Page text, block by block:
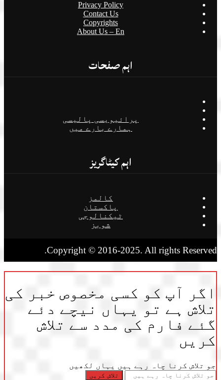
Privacy Policy
Contact Us
Copyrights
About Us – En
اہم صفحات
پرائیویسی پالیسی
ہمارے بارے میں
اہم کیٹاگریز
کالمز
پاکستان
ٹیکنالوجی
شوبز
Copyright © 2016-2025. All rights Reserved.
اگر آپ کو کسی مخصوص خبر کی
تلاش ہے تو یہاں نیچے دئے
گئے فارم کی مدد سے تلاش
کریں
جو تلاش کرنا چاہ رہے ہیں یہاں لکھیں